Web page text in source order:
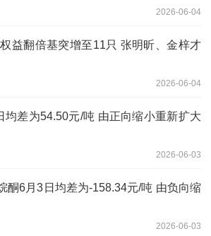
2026-06-04
益翻倍基突增至11只 张明昕、金梓才
2026-06-04
均差为54.50元/吨 由正向缩小重新扩大
2026-06-03
酮6月3日均差为-158.34元/吨 由负向缩
2026-06-03